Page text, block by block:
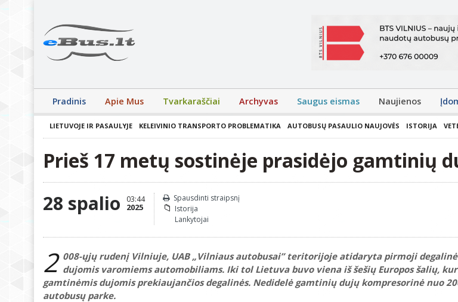
Pradinis Apie Mus Tvarkaraščiai Archyvas Saugus eismas Naujienos
LIETUVOJE IR PASAULYJE KELEIVINIO TRANSPORTO PROBLEMATIKA AUTOBUSŲ PASAULIO NAUJOVĖS ISTORIJA
Prieš 17 metų sostinėje prasidėjo gamtinių
28 spalio 03:44
2025
Spausdinti straipsnį
Istorija
Lankytojai
2 008-ųjų rudenį Vilniuje, UAB „Vilniaus autobusai” teritorijoje atidaryta pirmoji
dujomis varomiems automobiliams. Iki tol Lietuva buvo viena iš šešių Europos šalių,
gamtinėmis dujomis prekiaujančios degalinės. Nedidelė gamtinių dujų kompresorinė nuo
autobusų parke.